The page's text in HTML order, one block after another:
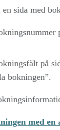
sida med
på
bokningen”.
med en